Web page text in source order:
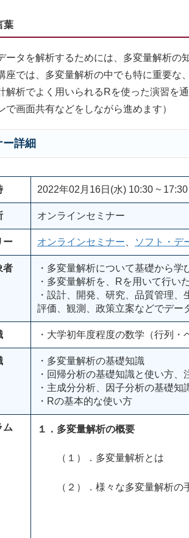
葉
タを解析するためには、多変量解析の
座では、多変量解析の中でも特に重要な
解析でよく用いられるRを使った演習を
で画面共有などをしながら進めます）
ー詳細
2022年02月16日(水) 10:30 ~ 17:30
オンラインセミナー
ー オンラインセミナー ソフト・デ
者
・多変量解析について基礎から
・多変量解析を、Rを用いて行い
・設計、開発、研究、品質管理
評価、観測、政策立案などでデー
・大学初年度程度の数学（行列
・多変量解析の基礎知識
・回帰分析の基礎知識と使い方、
・主成分分析、因子分析の基礎知
・Rの基本的な使い方
ム １．多変量解析の概要
（１）．多変量解析とは
（２）．様々な多変量解析の